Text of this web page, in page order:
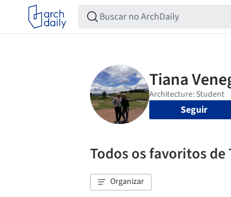
Seguir
Todos os favoritos de
Organizar